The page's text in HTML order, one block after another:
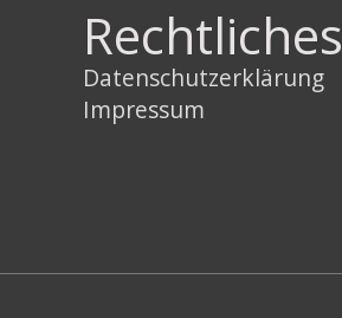
Rechtliches
Datenschutzerklärung
Impressum